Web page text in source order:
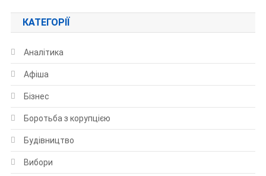
КАТЕГОРІЇ
Аналітика
Афіша
Бізнес
Боротьба з корупцією
Будівництво
Вибори